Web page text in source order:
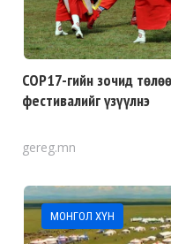
COP17-гийн зочид
фестивалийг үзүүлнэ
gereg.mn
МОНГОЛ ХҮН